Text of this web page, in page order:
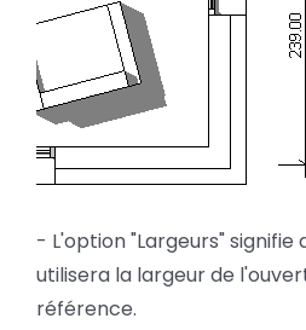
- L'option "Largeurs"
utilisera la largeur de
référence.